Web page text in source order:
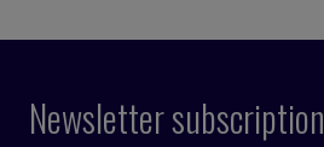
Newsletter subscription